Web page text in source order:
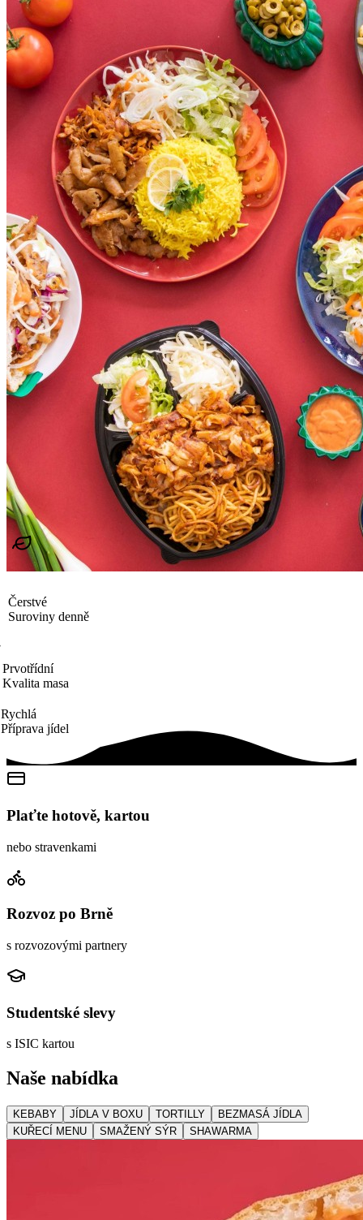
Čerstvé
Suroviny denně
Prvotřídní
Kvalita masa
Rychlá
Příprava jídel
Plaťte hotově, kartou
nebo stravenkami
Rozvoz po Brně
s rozvozovými partnery
Studentské slevy
s ISIC kartou
Naše nabídka
KEBABY JÍDLA V BOXU TORTILLY
BEZMASÁ JÍDLA
KUŘECÍ MENU
SMAŽENÝ SÝR SHAWARMA